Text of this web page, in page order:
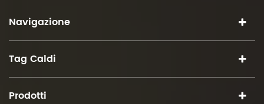
Navigazione
Tag Caldi
Prodotti